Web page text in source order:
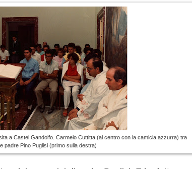
a Castel Gandolfo. Carmelo Cuttitta (al centro con la camicia azzurra) tra
padre Pino Puglisi (primo sulla destra)